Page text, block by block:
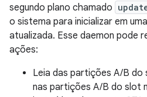
segundo plano chamado
o sistema para inicializar em
atualizada. Esse daemon pode
ações:
Leia das partições A/B
nas partições A/B do slot